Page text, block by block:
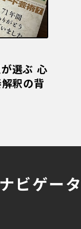
が選ぶ 心
釈の背
ビゲー